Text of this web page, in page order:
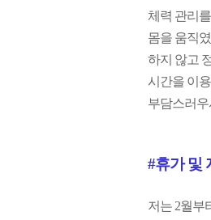
체력 관리
몸을 움직
하지 않고
시간을 이
부담스러
#휴가 및
저는 2월부